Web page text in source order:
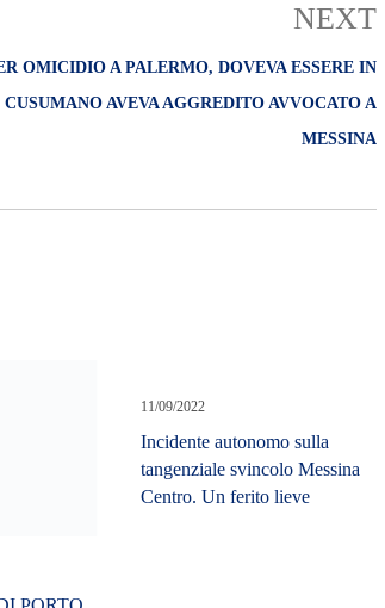
NEXT
OMICIDIO A PALERMO, DOVEVA ESSERE IN
AVEVA AGGREDITO AVVOCATO A
MESSINA
11/09/2022
Incidente autonomo sulla
tangenziale svincolo Messina
Centro. Un ferito lieve